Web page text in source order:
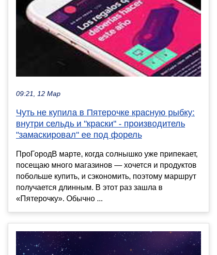
09:21, 12 Мар
Чуть не купила в Пятерочке красную рыбку:
внутри сельдь и "краски" - производитель
"замаскировал" ее под форель
ПроГородВ марте, когда солнышко уже припекает,
посещаю много магазинов — хочется и продуктов
побольше купить, и сэкономить, поэтому маршрут
получается длинным. В этот раз зашла в
«Пятерочку». Обычно ...